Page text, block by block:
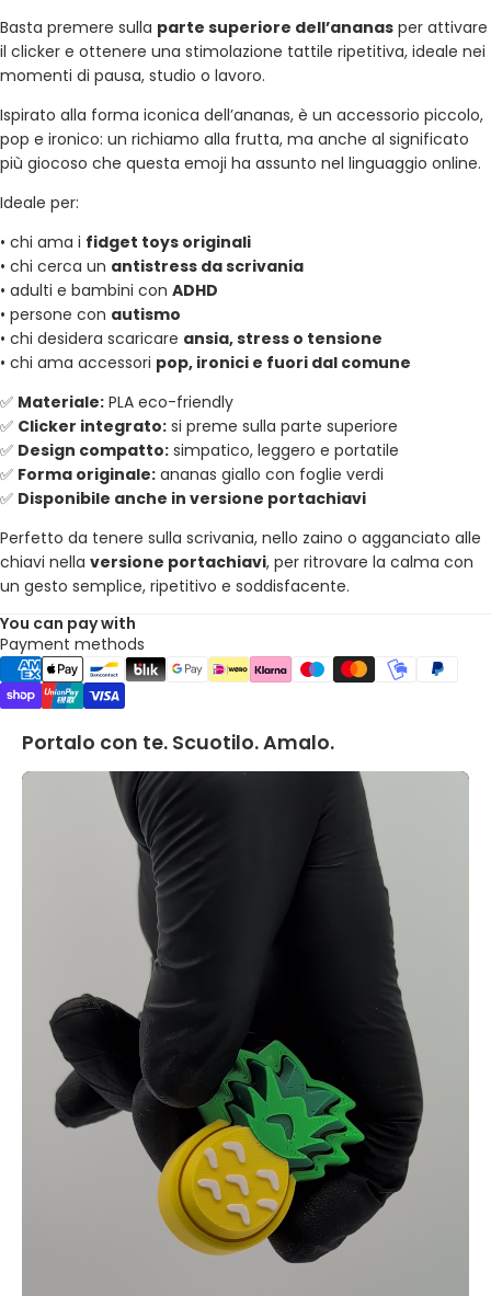
Basta premere sulla parte superiore dell’ananas per attivare
il clicker e ottenere una stimolazione tattile ripetitiva, ideale nei
momenti di pausa, studio o lavoro.
Ispirato alla forma iconica dell’ananas, è un accessorio piccolo,
pop e ironico: un richiamo alla frutta, ma anche al significato
più giocoso che questa emoji ha assunto nel linguaggio online.
Ideale per:
• chi ama i fidget toys originali
• chi cerca un antistress da scrivania
• adulti e bambini con ADHD
• persone con autismo
• chi desidera scaricare ansia, stress o tensione
• chi ama accessori pop, ironici e fuori dal comune
✅ Materiale: PLA eco-friendly
✅ Clicker integrato: si preme sulla parte superiore
✅ Design compatto: simpatico, leggero e portatile
✅ Forma originale: ananas giallo con foglie verdi
✅ Disponibile anche in versione portachiavi
Perfetto da tenere sulla scrivania, nello zaino o agganciato alle
chiavi nella versione portachiavi, per ritrovare la calma con
un gesto semplice, ripetitivo e soddisfacente.
You can pay with
Payment methods
Portalo con te. Scuotilo. Amalo.